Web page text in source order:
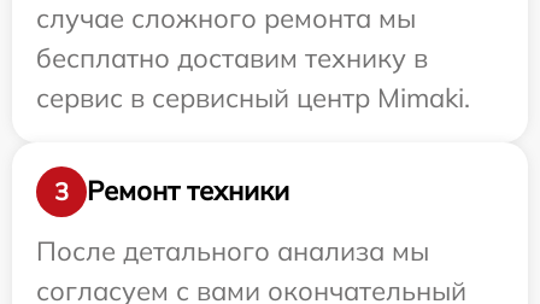
случае сложного ремонта мы
бесплатно доставим технику в
сервис в сервисный центр Mimaki.
3
Ремонт техники
После детального анализа мы
согласуем с вами окончательный